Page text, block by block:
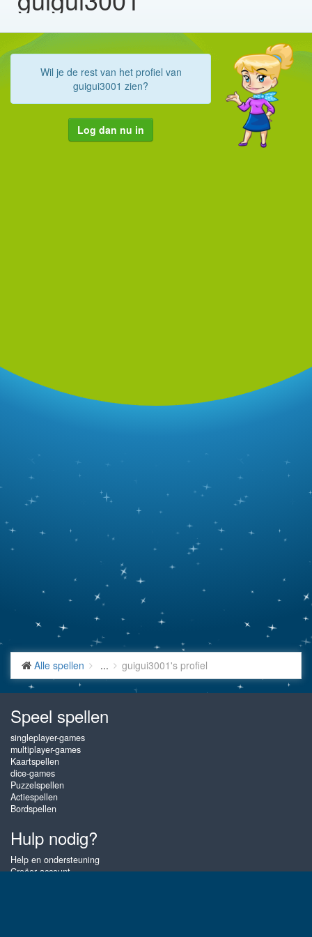
Wil je de rest van het profiel van
guigui3001 zien?
Log dan nu in
Alle spellen ... guigui3001's profiel
Speel spellen
singleplayer-games
multiplayer-games
Kaartspellen
dice-games
Puzzelspellen
Actiespellen
Bordspellen
Hulp nodig?
Help en ondersteuning
Creëer account